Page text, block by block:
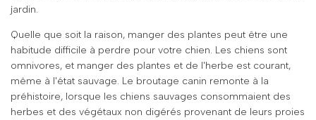
jardin.
Quelle que soit la raison, manger des plantes peut être une
habitude difficile à perdre pour votre chien. Les chiens sont
omnivores, et manger des plantes et de l'herbe est courant,
même à l'état sauvage. Le broutage canin remonte à la
préhistoire, lorsque les chiens sauvages consommaient des
herbes et des végétaux non digérés provenant de leurs proies